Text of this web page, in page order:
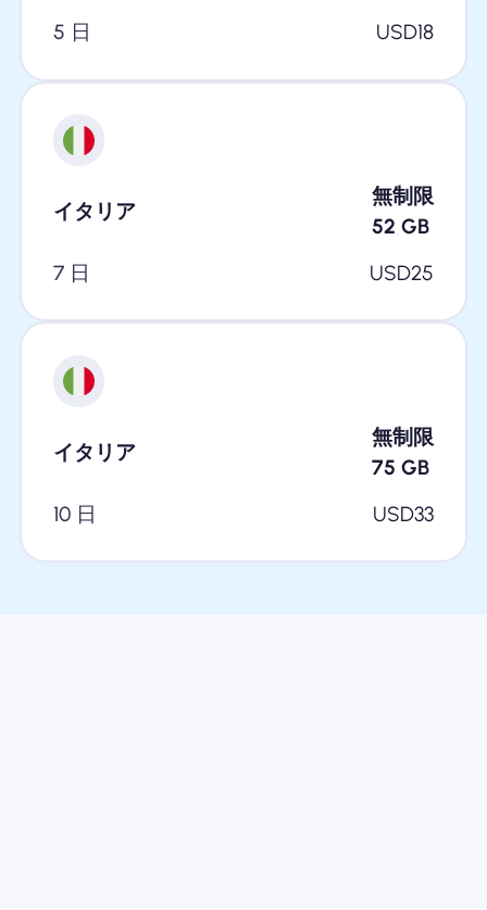
5 日
USD18
イタリア
無制限
52 GB
7 日
USD25
イタリア
無制限
75 GB
10 日
USD33